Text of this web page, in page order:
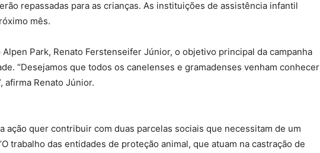
repassadas para as crianças. As instituições de assistência infantil
mês.
Park, Renato Ferstenseifer Júnior, o objetivo principal da campanha
“Desejamos que todos os canelenses e gramadenses venham conhecer
afirma Renato Júnior.
ação quer contribuir com duas parcelas sociais que necessitam de um
trabalho das entidades de proteção animal, que atuam na castração de